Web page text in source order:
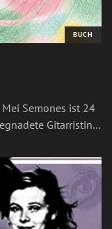
BUCH
Semones ist 24
Gitarristin…